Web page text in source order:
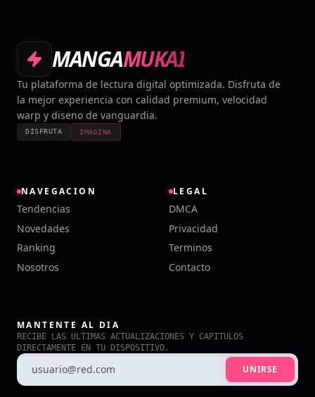
MANGAMUKAI
Tu plataforma de lectura digital optimizada. Disfruta de
la mejor experiencia con calidad premium, velocidad
warp y diseno de vanguardia.
DISFRUTA IMAGINA
NAVEGACION
Tendencias
Novedades
Ranking
Nosotros
LEGAL
DMCA
Privacidad
Terminos
Contacto
MANTENTE AL DIA
RECIBE LAS ULTIMAS ACTUALIZACIONES Y CAPITULOS
DIRECTAMENTE EN TU DISPOSITIVO.
UNIRSE